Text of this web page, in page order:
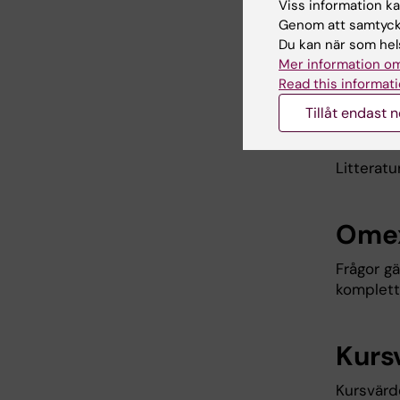
Bekanta
Frågor
Viss information
Genom att
Du kan när som
Mer information
Read this
Tillåt endast